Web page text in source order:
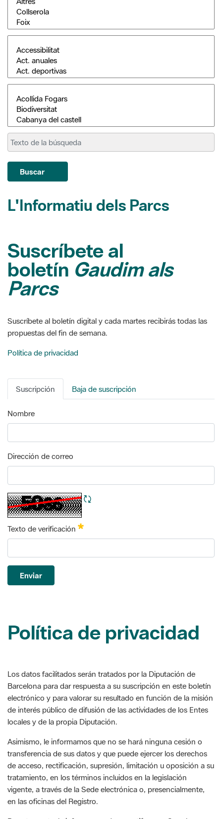
Buscar
L'Informatiu dels Parcs
Suscríbete al
Parcs
Suscríbete al boletín digital y cada martes recibirás todas las
propuestas del fin de semana.
Política de privacidad
Suscripción Baja de suscripción
Nombre
Texto de verificación
Enviar
Los datos facilitados serán tratados por la Diputación de
de interés público de difusión de las actividades de los Entes
locales y de la propia Diputación.
Asimismo, le informamos que no se hará ninguna cesión o
transferencia de sus datos y que puede ejercer los derechos
de acceso, rectificación, supresión, limitación u oposición a su
tratamiento, en los términos incluidos en la legislación
vigente, a través de la Sede electrónica o, presencialmente,
en las oficinas del Registro.
Por otra parte, le informamos de que utilizamos Google
Analytics para la recogida de estadísticas. La información que
generan las cookies (incluyendo la dirección IP) es